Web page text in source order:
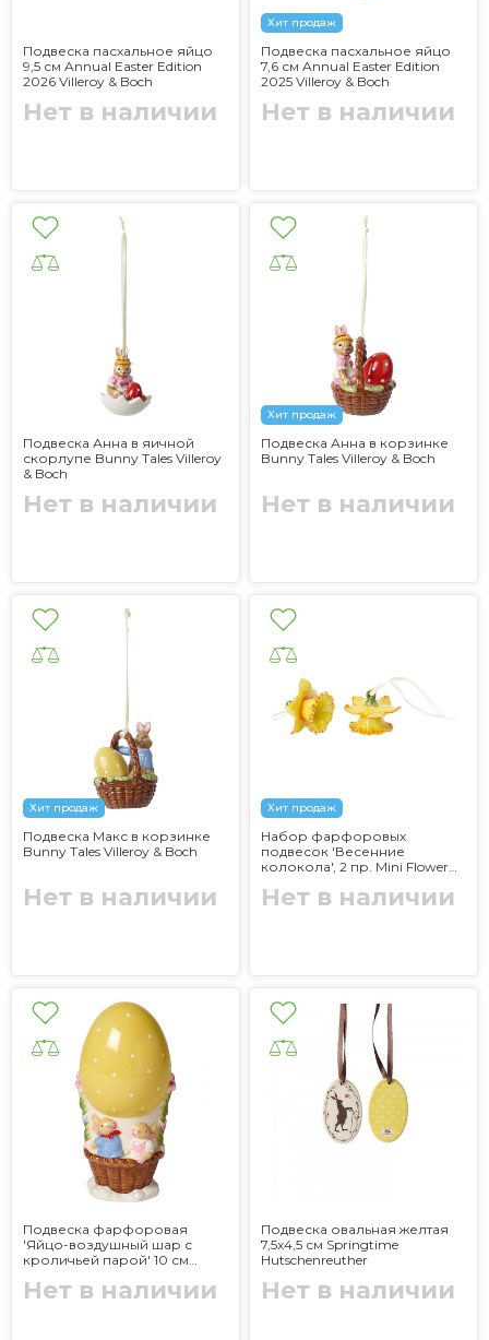
Подвеска пасхальное яйцо
9,5 см Annual Easter Edition
2026 Villeroy & Boch
Нет в наличии
Хит продаж
Подвеска пасхальное яйцо
7,6 см Annual Easter Edition
2025 Villeroy & Boch
Нет в наличии
Подвеска Анна в яичной
скорлупе Bunny Tales Villeroy
& Boch
Нет в наличии
Хит продаж
Подвеска Анна в корзинке
Bunny Tales Villeroy & Boch
Нет в наличии
Хит продаж
Подвеска Макс в корзинке
Bunny Tales Villeroy & Boch
Нет в наличии
Хит продаж
Набор фарфоровых
подвесок 'Весенние
колокола', 2 пр. Mini Flower
Нет в наличии
Подвеска фарфоровая
'Яйцо-воздушный шар с
кроличьей парой' 10 см
Нет в наличии
Подвеска овальная желтая
7,5x4,5 см Springtime
Hutschenreuther
Нет в наличии